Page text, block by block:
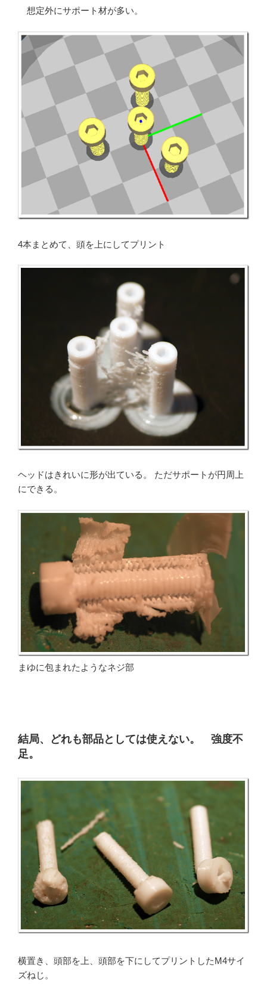
想定外にサポート材が多い。
4本まとめて、頭を上にしてプリント
ヘッドはきれいに形が出ている。 ただサポートが円周上
にできる。
まゆに包まれたようなネジ部
結局、どれも部品としては使えない。 強度不
足。
横置き、頭部を上、頭部を下にしてプリントしたM4サイ
ズねじ。